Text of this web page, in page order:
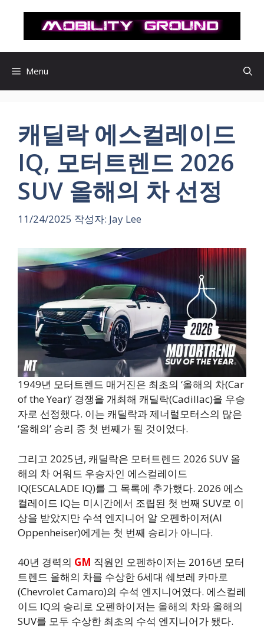
로
Menu
캐딜락 에스컬레이드
IQ, 모터트렌드 2026
SUV 올해의 차 선정
11/24/2025 작성자: Jay Lee
1949년 모터트렌드 매거진은 최초의 ‘올해의 차(Car
of the Year)’ 경쟁을 개최해 캐딜락(Cadillac)을 우승
자로 선정했다. 이는 캐딜락과 제너럴모터스의 많은
‘올해의’ 승리 중 첫 번째가 될 것이었다.
그리고 2025년, 캐딜락은 모터트렌드 2026 SUV 올
해의 차 어워드 우승자인 에스컬레이드
IQ(ESCALADE IQ)를 그 목록에 추가했다. 2026 에스
컬레이드 IQ는 미시간에서 조립된 첫 번째 SUV로 이
상을 받았지만 수석 엔지니어 알 오펜하이저(Al
Oppenheiser)에게는 첫 번째 승리가 아니다.
40년 경력의 GM 직원인 오펜하이저는 2016년 모터
트렌드 올해의 차를 수상한 6세대 쉐보레 카마로
(Chevrolet Camaro)의 수석 엔지니어였다. 에스컬레
이드 IQ의 승리로 오펜하이저는 올해의 차와 올해의
SUV를 모두 수상한 최초의 수석 엔지니어가 됐다.